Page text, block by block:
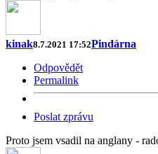
kinak8.7.2021 17:52Pindárna
Odpovědět
Permalink
Poslat zprávu
Proto jsem vsadil na anglany -